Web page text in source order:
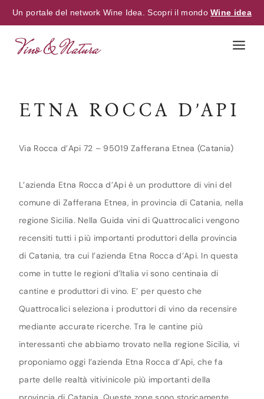
Un portale del network Wine Idea. Scopri il mondoWine idea
ETNA ROCCA D’API
Via Rocca d’Api 72 – 95019 Zafferana Etnea (Catania)
L’azienda Etna Rocca d’Api è un produttore di vini del
comune di Zafferana Etnea, in provincia di Catania, nella
regione Sicilia. Nella Guida vini di Quattrocalici vengono
recensiti tutti i più importanti produttori della provincia
di Catania, tra cui l’azienda Etna Rocca d’Api. In questa
come in tutte le regioni d’Italia vi sono centinaia di
cantine e produttori di vino. E’ per questo che
Quattrocalici seleziona i produttori di vino da recensire
mediante accurate ricerche. Tra le cantine più
interessanti che abbiamo trovato nella regione Sicilia, vi
proponiamo oggi l’azienda Etna Rocca d’Api, che fa
parte delle realtà vitivinicole più importanti della